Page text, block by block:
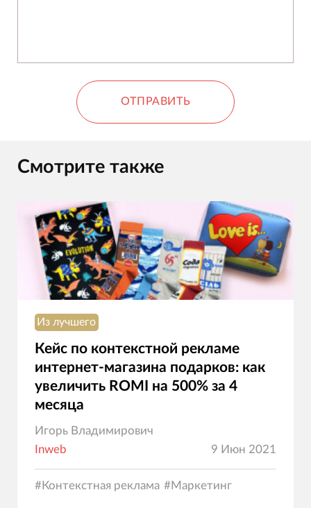
ОТПРАВИТЬ
Смотрите также
Из лучшего
Кейс по контекстной рекламе
интернет-магазина подарков: как
увеличить ROMI на 500% за 4
месяца
Игорь Владимирович
Inweb
9 Июн 2021
#Контекстная реклама #Маркетинг